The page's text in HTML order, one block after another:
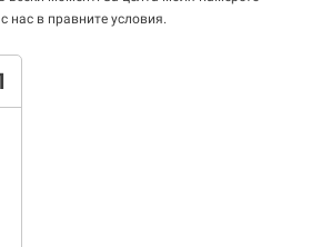
нас в правните условия.